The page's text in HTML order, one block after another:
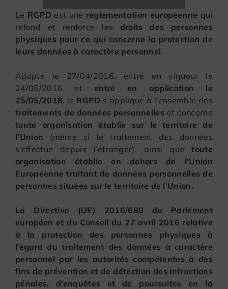
Le RGPD est une règlementation européenne qui
refond et renforce les droits des personnes
physiques pour ce qui concerne la protection de
leurs données à caractère personnel.
Adopté le 27/04/2016, entré en vigueur le
24/05/2016 et entré en application le
25/05/2018, le RGPD s’applique à l’ensemble des
traitements de données personnelles et concerne
toute organisation établie sur le territoire de
l’Union (même si le traitement des données
s’effectue depuis l’étranger), ainsi quetoute
organisation établie en dehors de l’Union
Européenne traitant de données personnelles de
personnes situées sur le territoire de l’Union.
La Directive (UE) 2016/680 du Parlement
européen et du Conseil du 27 avril 2016 relative
à la protection des personnes physiques à
l’égard du traitement des données à caractère
personnel par les autorités compétentes à des
fins de prévention et de détection des infractions
pénales, d’enquêtes et de poursuites en la